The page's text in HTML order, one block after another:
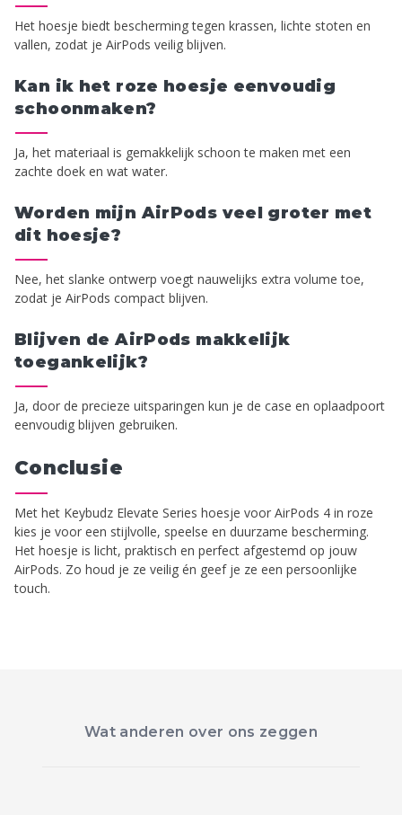
Het hoesje biedt bescherming tegen krassen, lichte stoten en
vallen, zodat je AirPods veilig blijven.
Kan ik het roze hoesje eenvoudig
schoonmaken?
Ja, het materiaal is gemakkelijk schoon te maken met een
zachte doek en wat water.
Worden mijn AirPods veel groter met
dit hoesje?
Nee, het slanke ontwerp voegt nauwelijks extra volume toe,
zodat je AirPods compact blijven.
Blijven de AirPods makkelijk
toegankelijk?
Ja, door de precieze uitsparingen kun je de case en oplaadpoort
eenvoudig blijven gebruiken.
Conclusie
Met het Keybudz Elevate Series hoesje voor AirPods 4 in roze
kies je voor een stijlvolle, speelse en duurzame bescherming.
Het hoesje is licht, praktisch en perfect afgestemd op jouw
AirPods. Zo houd je ze veilig én geef je ze een persoonlijke
touch.
Wat anderen over ons zeggen